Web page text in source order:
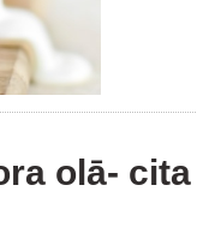
olā-